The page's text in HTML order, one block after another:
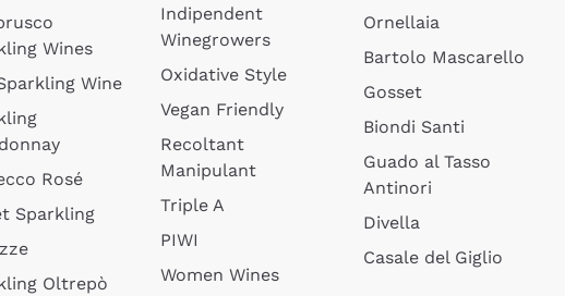
Wines
Wine
Rosé
Sparkling
Oltrepò
Indipendent
Winegrowers
Oxidative Style
Vegan Friendly
Recoltant
Manipulant
Triple A
PIWI
Women Wines
Ornellaia
Bartolo Mascarello
Gosset
Biondi Santi
Guado al Tasso
Antinori
Divella
Casale del Giglio